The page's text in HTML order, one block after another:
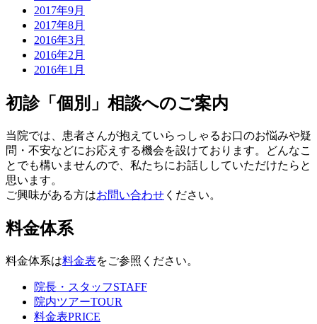
2017年9月
2017年8月
2016年3月
2016年2月
2016年1月
初診「個別」相談へのご案内
当院では、患者さんが抱えていらっしゃるお口のお悩みや疑
問・不安などにお応えする機会を設けております。どんなこ
とでも構いませんので、私たちにお話ししていただけたらと
思います。
ご興味がある方はお問い合わせ ください。
料金体系
料金体系は料金表をご参照ください。
院長・スタッフSTAFF
院内ツアーTOUR
料金表PRICE